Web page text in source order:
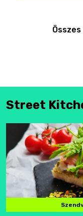
Street